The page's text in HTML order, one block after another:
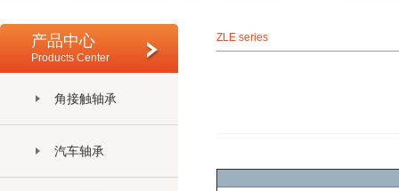
产品中心
Products Center
角接触轴承
汽车轴承
ZLE series